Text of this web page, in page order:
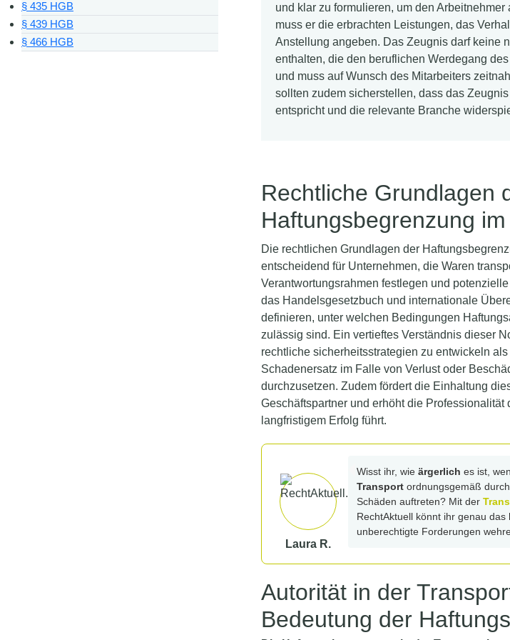
§ 435 HGB
§ 439 HGB
§ 466 HGB
und klar zu formulieren, um den
muss er die erbrachten Leistungen, das
Anstellung angeben. Das Zeugnis darf keine
enthalten, die den beruflichen Werdegang
und muss auf Wunsch des Mitarbeiters
sollten zudem sicherstellen, dass das
entspricht und die relevante Branche
Rechtliche Grundlagen
Haftungsbegrenzung
Die rechtlichen Grundlagen der
entscheidend für Unternehmen, die Waren
Verantwortungsrahmen festlegen und
das Handelsgesetzbuch und internationale
definieren, unter welchen Bedingungen
zulässig sind. Ein vertieftes Verständnis dieser
rechtliche sicherheitsstrategien zu entwickeln
Schadenersatz im Falle von Verlust oder
durchzusetzen. Zudem fördert die Einhaltung
Geschäftspartner und erhöht die Professionalität
langfristigem Erfolg führt.
Laura R.
Wisst ihr, wie ärgerlich es ist,
Transport ordnungsgemäß
Schäden auftreten? Mit der
RechtAktuell könnt ihr genau das
unberechtigte Forderungen
Autorität in der
Bedeutung der